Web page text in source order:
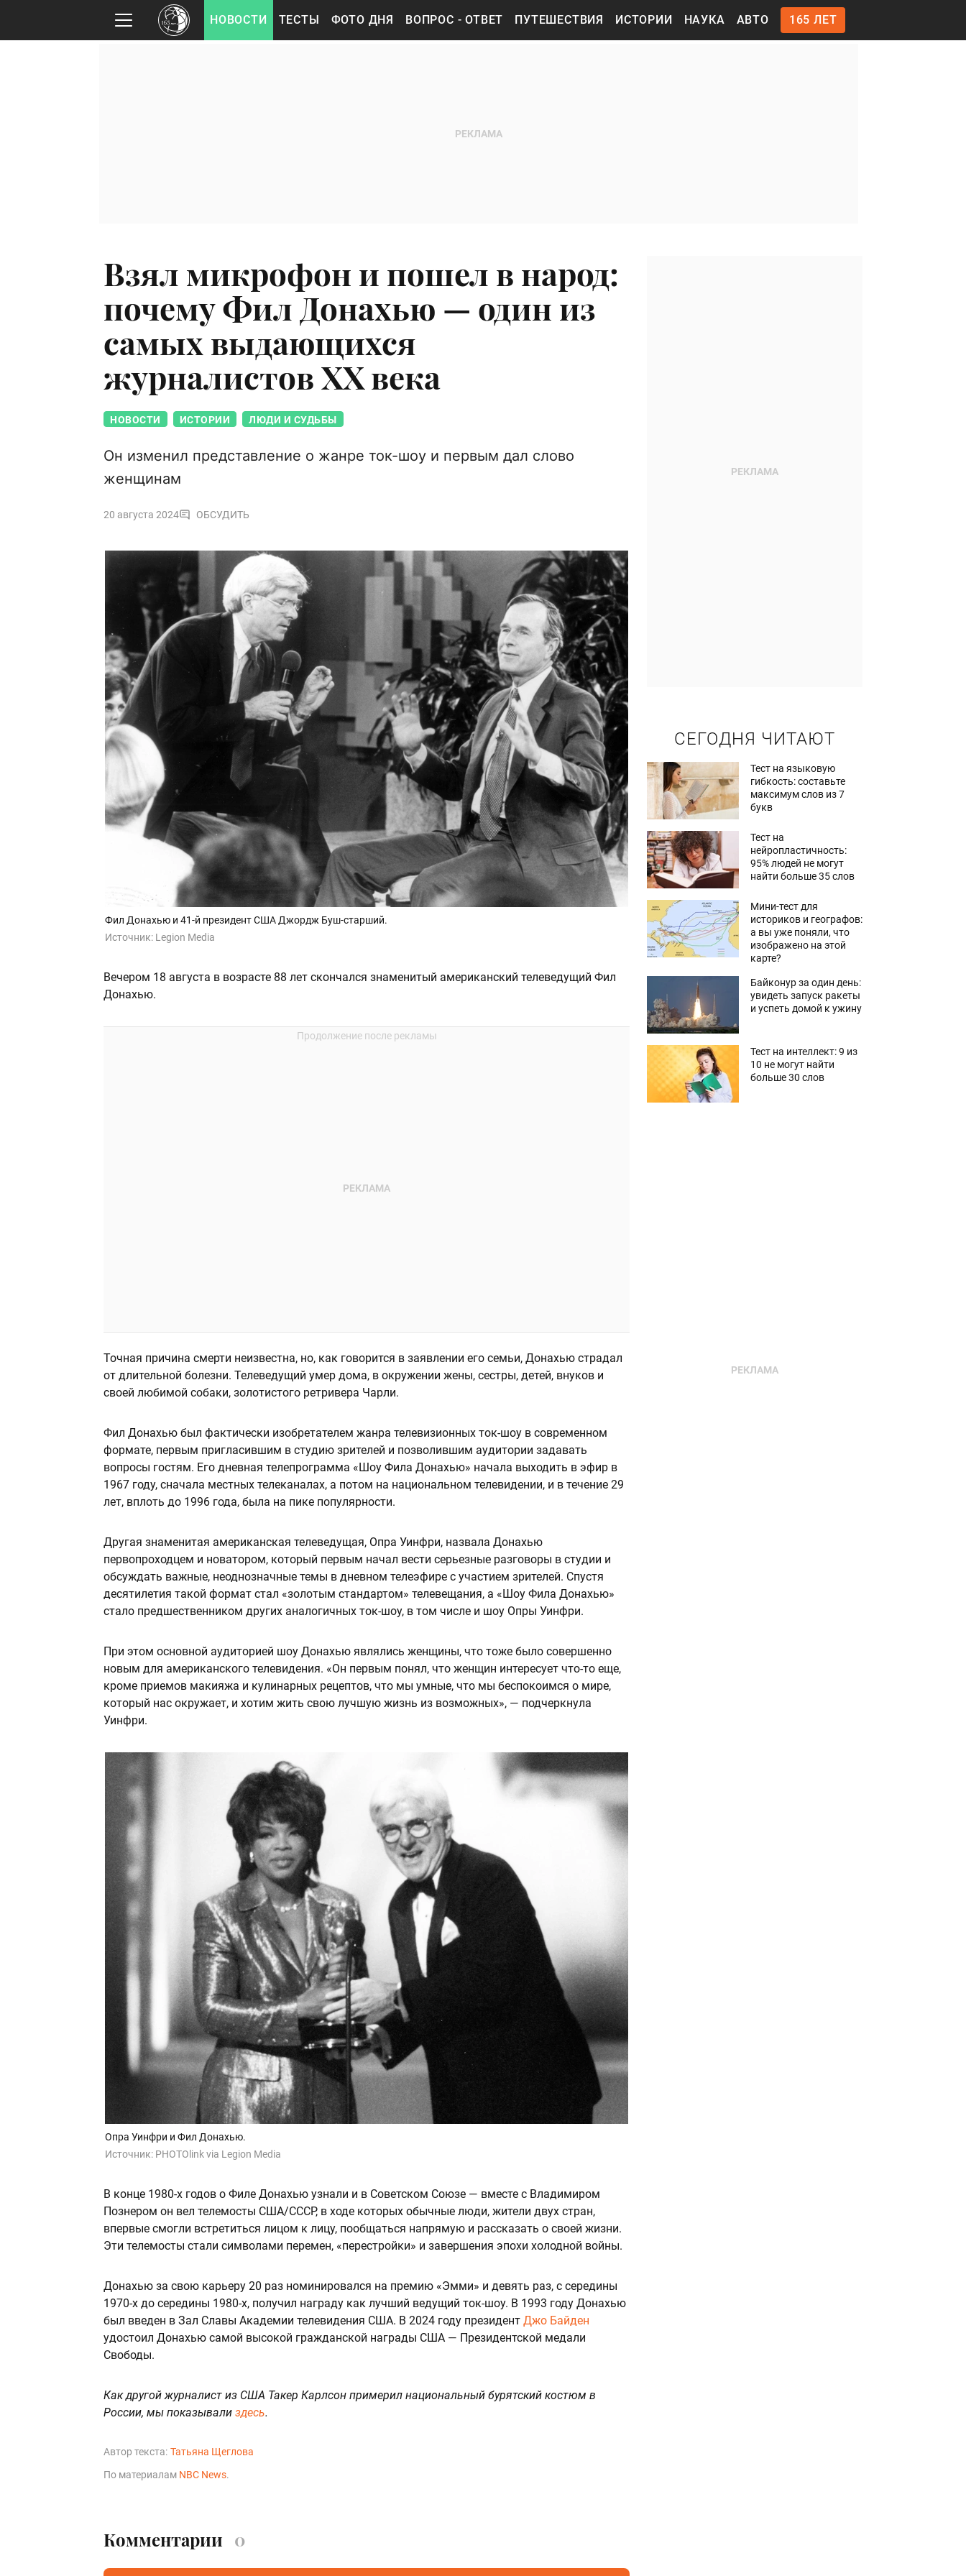
НОВОСТИ ТЕСТЫ ФОТО ДНЯ ВОПРОС - ОТВЕТ ПУТЕШЕСТВИЯ ИСТОРИИ НАУКА АВТО 165 ЛЕТ
Взял микрофон и пошел в народ:
почему Фил Донахью — один из
самых выдающихся
журналистов XX века
НОВОСТИ ИСТОРИИ ЛЮДИ И СУДЬБЫ
Он изменил представление о жанре ток-шоу и первым дал слово
женщинам
20 августа 2024 ОБСУДИТЬ
Фил Донахью и 41-й президент США Джордж Буш-старший.
Источник: Legion Media
Вечером 18 августа в возрасте 88 лет скончался знаменитый американский телеведущий Фил
Донахью.
Точная причина смерти неизвестна, но, как говорится в заявлении его семьи, Донахью страдал
от длительной болезни. Телеведущий умер дома, в окружении жены, сестры, детей, внуков и
своей любимой собаки, золотистого ретривера Чарли.
Фил Донахью был фактически изобретателем жанра телевизионных ток-шоу в современном
формате, первым пригласившим в студию зрителей и позволившим аудитории задавать
вопросы гостям. Его дневная телепрограмма «Шоу Фила Донахью» начала выходить в эфир в
1967 году, сначала местных телеканалах, а потом на национальном телевидении, и в течение 29
лет, вплоть до 1996 года, была на пике популярности.
Другая знаменитая американская телеведущая, Опра Уинфри, назвала Донахью
первопроходцем и новатором, который первым начал вести серьезные разговоры в студии и
обсуждать важные, неоднозначные темы в дневном телеэфире с участием зрителей. Спустя
десятилетия такой формат стал «золотым стандартом» телевещания, а «Шоу Фила Донахью»
стало предшественником других аналогичных ток-шоу, в том числе и шоу Опры Уинфри.
При этом основной аудиторией шоу Донахью являлись женщины, что тоже было совершенно
новым для американского телевидения. «Он первым понял, что женщин интересует что-то еще,
кроме приемов макияжа и кулинарных рецептов, что мы умные, что мы беспокоимся о мире,
который нас окружает, и хотим жить свою лучшую жизнь из возможных», — подчеркнула
Уинфри.
Опра Уинфри и Фил Донахью.
Источник: PHOTOlink via Legion Media
В конце 1980-х годов о Филе Донахью узнали и в Советском Союзе — вместе с Владимиром
Познером он вел телемосты США/СССР, в ходе которых обычные люди, жители двух стран,
впервые смогли встретиться лицом к лицу, пообщаться напрямую и рассказать о своей жизни.
Эти телемосты стали символами перемен, «перестройки» и завершения эпохи холодной войны.
Донахью за свою карьеру 20 раз номинировался на премию «Эмми» и девять раз, с середины
1970-х до середины 1980-х, получил награду как лучший ведущий ток-шоу. В 1993 году Донахью
был введен в Зал Славы Академии телевидения США. В 2024 году президент Джо Байден
удостоил Донахью самой высокой гражданской награды США — Президентской медали
Свободы.
Как другой журналист из США Такер Карлсон примерил национальный бурятский костюм в
России, мы показывали здесь.
Автор текста: Татьяна Щеглова
По материалам NBC News.
СЕГОДНЯ ЧИТАЮТ
Тест на языковую
гибкость: составьте
максимум слов из 7
букв
Тест на
нейропластичность:
95% людей не могут
найти больше 35 слов
Мини-тест для
историков и географов:
а вы уже поняли, что
изображено на этой
карте?
Байконур за один день:
увидеть запуск ракеты
и успеть домой к ужину
Тест на интеллект: 9 из
10 не могут найти
больше 30 слов
Комментарии 0